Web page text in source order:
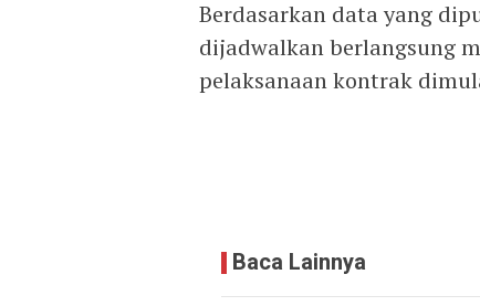
Berdasarkan data yang
dijadwalkan berlangsung
pelaksanaan kontrak
Baca Lainnya